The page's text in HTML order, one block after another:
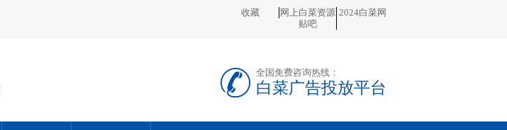
收藏
网上白菜资源
贴吧
2024白菜网
全国免费咨询热线：
白菜广告投放平台